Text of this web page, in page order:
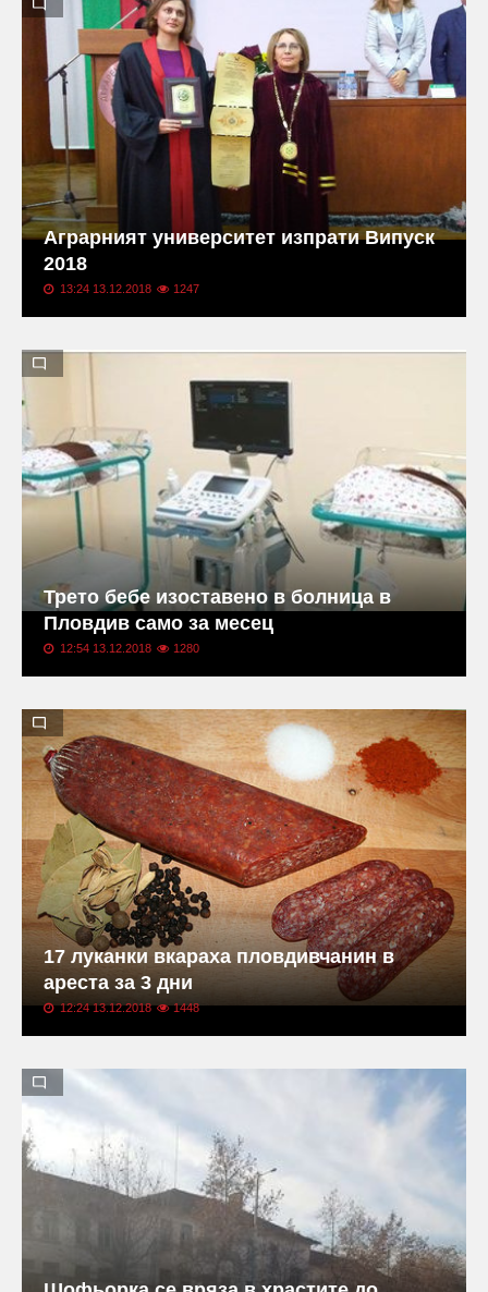
Аграрният университет изпрати Випуск
2018
13:24 13.12.2018 1247
Трето бебе изоставено в болница в
Пловдив само за месец
12:54 13.12.2018 1280
17 луканки вкараха пловдивчанин в
ареста за 3 дни
12:24 13.12.2018 1448